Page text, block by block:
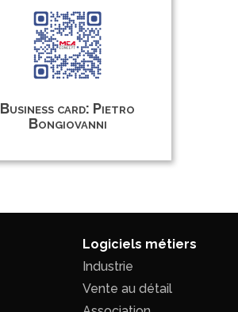
Business card: Pietro
Bongiovanni
Logiciels métiers
Industrie
Vente au détail